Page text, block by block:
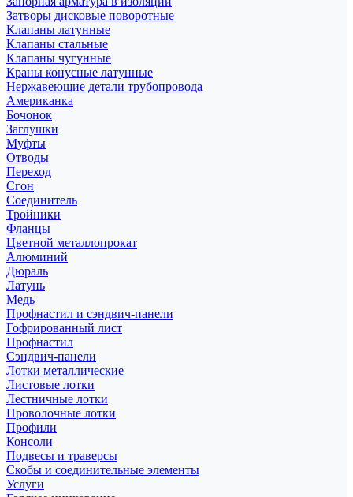
Затворы дисковые поворотные
Клапаны латунные
Клапаны стальные
Клапаны чугунные
Краны конусные латунные
Нержавеющие детали трубопровода
Американка
Бочонок
Заглушки
Муфты
Отводы
Переход
Сгон
Соединитель
Тройники
Фланцы
Цветной металлопрокат
Алюминий
Дюраль
Латунь
Медь
Профнастил и сэндвич-панели
Гофрированный лист
Профнастил
Сэндвич-панели
Лотки металлические
Листовые лотки
Лестничные лотки
Проволочные лотки
Профили
Консоли
Подвесы и траверсы
Скобы и соединительные элементы
Услуги